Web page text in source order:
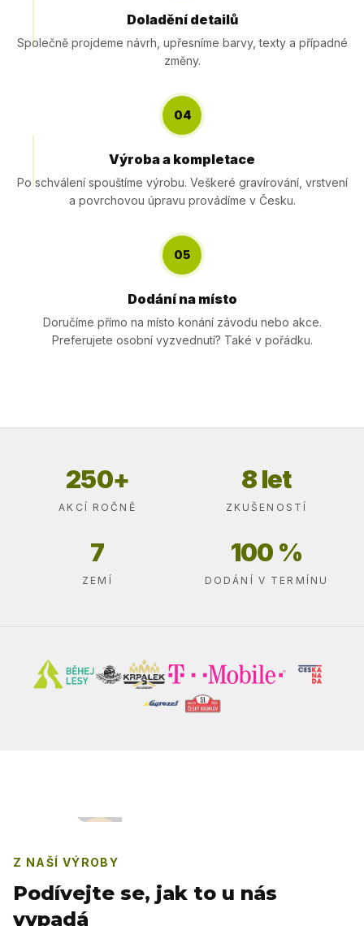
Doladění detailů
Společně projdeme návrh, upřesníme barvy, texty a případné
změny.
04
Výroba a kompletace
Po schválení spouštíme výrobu. Veškeré gravírování, vrstvení
a povrchovou úpravu provádíme v Česku.
05
Dodání na místo
Doručíme přímo na místo konání závodu nebo akce.
Preferujete osobní vyzvednutí? Také v pořádku.
250+
AKCÍ ROČNĚ
8 let
ZKUŠENOSTÍ
7
ZEMÍ
100 %
DODÁNÍ V TERMÍNU
Z NAŠÍ VÝROBY
Podívejte se, jak to u nás
vypadá